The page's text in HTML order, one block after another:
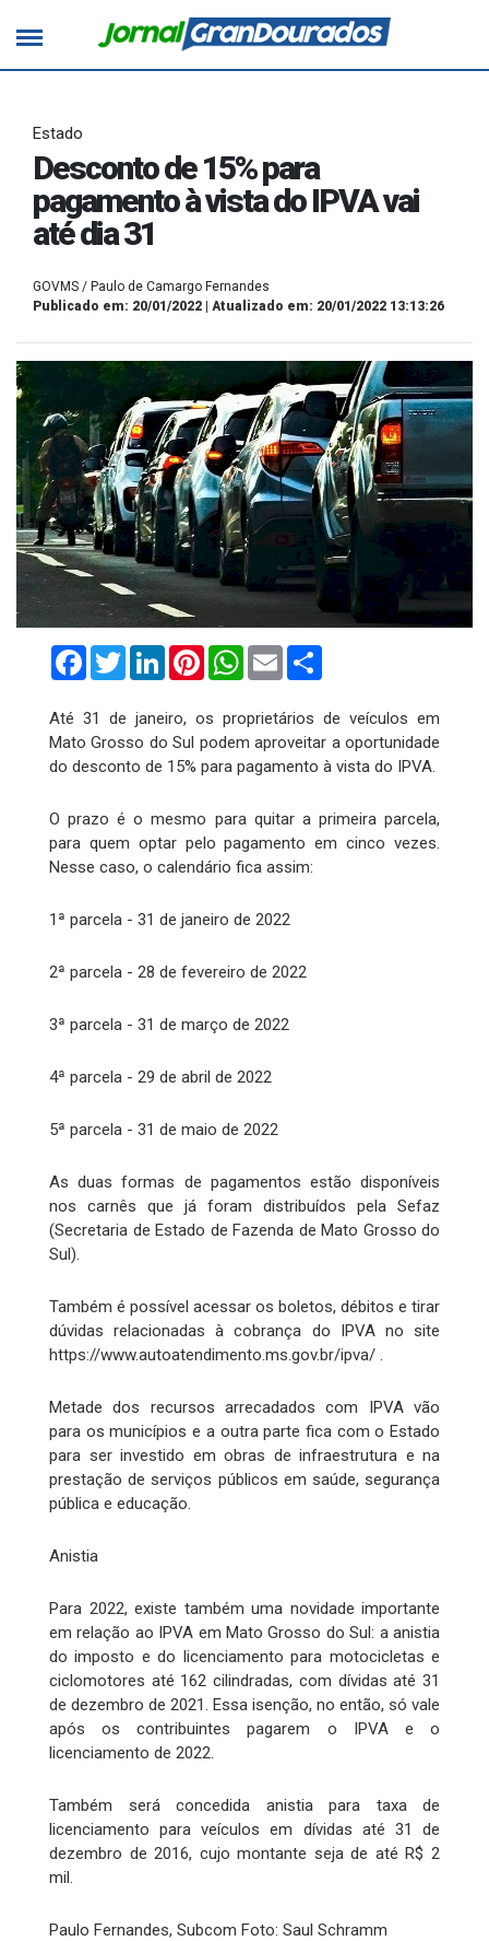
Estado
Desconto de 15% para
pagamento à vista do IPVA vai
até dia 31
GOVMS / Paulo de Camargo Fernandes
Publicado em: 20/01/2022 | Atualizado em: 20/01/2022 13:13:26
FacebookTwitterLinkedInPinterestWhatsApp
Email
Até 31 de janeiro, os proprietários de veículos em
Mato Grosso do Sul podem aproveitar a oportunidade
do desconto de 15% para pagamento à vista do IPVA.
O prazo é o mesmo para quitar a primeira parcela,
para quem optar pelo pagamento em cinco vezes.
Nesse caso, o calendário fica assim:
1ª parcela - 31 de janeiro de 2022
2ª parcela - 28 de fevereiro de 2022
3ª parcela - 31 de março de 2022
4ª parcela - 29 de abril de 2022
5ª parcela - 31 de maio de 2022
As duas formas de pagamentos estão disponíveis
nos carnês que já foram distribuídos pela Sefaz
(Secretaria de Estado de Fazenda de Mato Grosso do
Sul).
Também é possível acessar os boletos, débitos e tirar
dúvidas relacionadas à cobrança do IPVA no site
https://www.autoatendimento.ms.gov.br/ipva/ .
Metade dos recursos arrecadados com IPVA vão
para os municípios e a outra parte fica com o Estado
para ser investido em obras de infraestrutura e na
prestação de serviços públicos em saúde, segurança
pública e educação.
Anistia
Para 2022, existe também uma novidade importante
em relação ao IPVA em Mato Grosso do Sul: a anistia
do imposto e do licenciamento para motocicletas e
ciclomotores até 162 cilindradas, com dívidas até 31
de dezembro de 2021. Essa isenção, no então, só vale
após os contribuintes pagarem o IPVA e o
licenciamento de 2022.
Também será concedida anistia para taxa de
licenciamento para veículos em dívidas até 31 de
dezembro de 2016, cujo montante seja de até R$ 2
mil.
Paulo Fernandes, Subcom Foto: Saul Schramm